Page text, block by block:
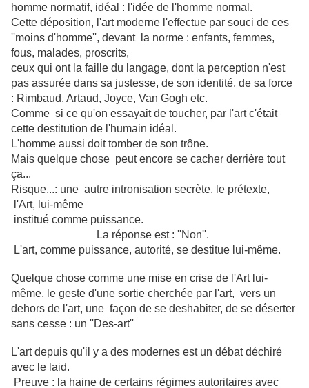
homme normatif, idéal : l'idée de l'homme normal.
Cette déposition, l'art moderne l'effectue par souci de ces
''moins d'homme'', devant la norme : enfants, femmes,
fous, malades, proscrits,
ceux qui ont la faille du langage, dont la perception n'est
pas assurée dans sa justesse, de son identité, de sa force
: Rimbaud, Artaud, Joyce, Van Gogh etc.
Comme si ce qu'on essayait de toucher, par l'art c'était
cette destitution de l'humain idéal.
L'homme aussi doit tomber de son trône.
Mais quelque chose peut encore se cacher derrière tout
ça...
Risque...: une autre intronisation secrète, le prétexte,
l'Art, lui-même
institué comme puissance.
La réponse est : ''Non''.
L'art, comme puissance, autorité, se destitue lui-même.
Quelque chose comme une mise en crise de l'Art lui-
même, le geste d'une sortie cherchée par l'art, vers un
dehors de l'art, une façon de se deshabiter, de se déserter
sans cesse : un ''Des-art''
L'art depuis qu'il y a des modernes est un débat déchiré
avec le laid.
Preuve : la haine de certains régimes autoritaires avec